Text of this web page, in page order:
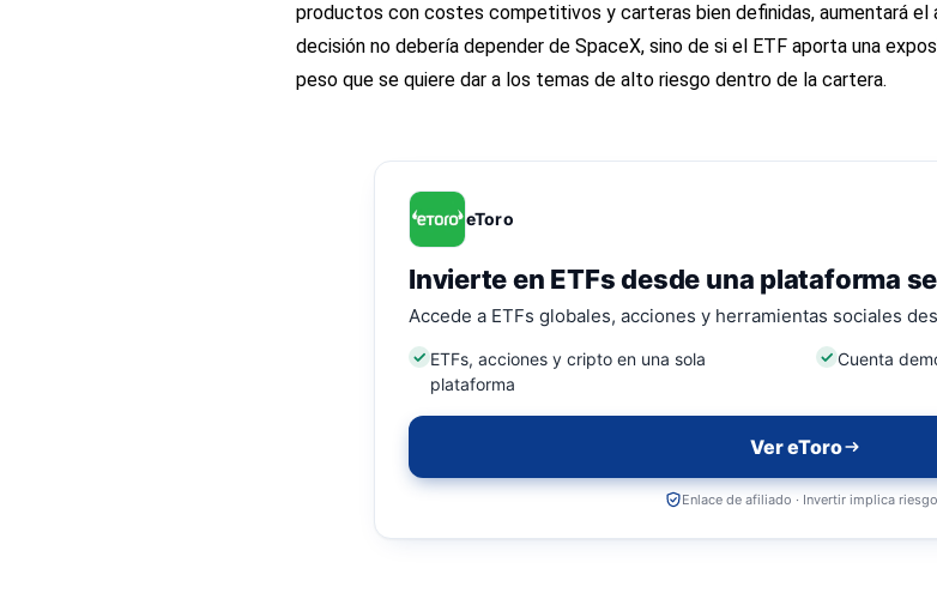
productos con costes competitivos y carteras bien definidas, aumentará el
decisión no debería depender de SpaceX, sino de si el ETF aporta una
peso que se quiere dar a los temas de alto riesgo dentro de la cartera.
eToro
Invierte en ETFs desde una plataforma
Accede a ETFs globales, acciones y herramientas sociales
ETFs, acciones y cripto en una sola
plataforma
Cuenta
Ver eToro
Enlace de afiliado · Invertir implica